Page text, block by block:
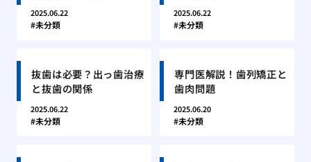
2025.06.22
未分類
2025.06.22
未分類
抜歯は必要？出っ歯治療
と抜歯の関係
2025.06.22
未分類
専門医解説！歯列矯正と
歯肉問題
2025.06.20
未分類